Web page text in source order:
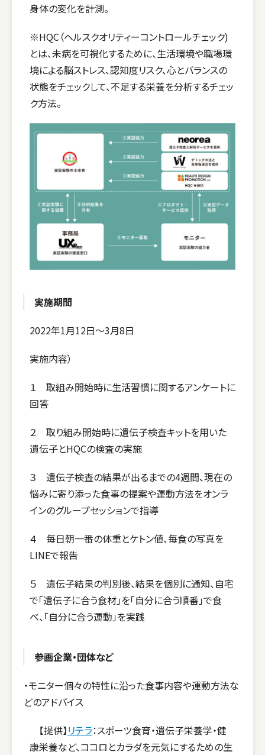
身体の変化を計測。
※HQC（ヘルスクオリティーコントロールチェック)
とは、未病を可視化するために、生活環境や職場環
境による脳ストレス、認知度リスク、心とバランスの
状態をチェックして、不足する栄養を分析するチェッ
ク方法。
実施期間
2022年1月12日～3月8日
実施内容）
１ 取組み開始時に生活習慣に関するアンケートに
回答
２ 取り組み開始時に遺伝子検査キットを用いた
遺伝子とHQCの検査の実施
３ 遺伝子検査の結果が出るまでの4週間、現在の
悩みに寄り添った食事の提案や運動方法をオンラ
インのグループセッションで指導
４ 毎日朝一番の体重とケトン値、毎食の写真を
LINEで報告
５ 遺伝子結果の判別後、結果を個別に通知、自宅
で「遺伝子に合う食材」を「自分に合う順番」で食
べ、「自分に合う運動」を実践
参画企業・団体など
・モニター個々の特性に沿った食事内容や運動方法な
どのアドバイス
【提供】リテラ：スポーツ食育・遺伝子栄養学・健
康栄養など、ココロとカラダを元気にするための生